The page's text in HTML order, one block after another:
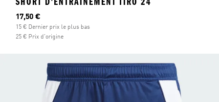
Prix actuel
17,50 €
15 € Dernier prix le plus bas
25 € Prix d'origine